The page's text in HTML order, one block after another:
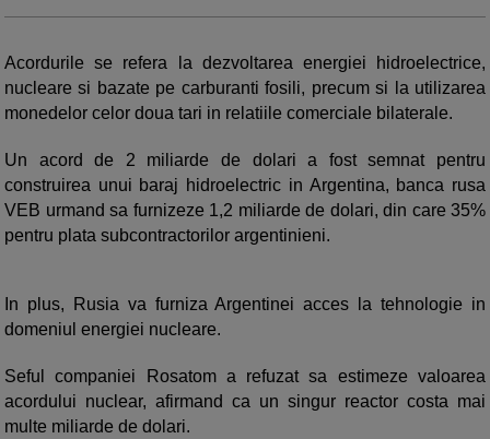
Acordurile se refera la dezvoltarea energiei hidroelectrice,
nucleare si bazate pe carburanti fosili, precum si la utilizarea
monedelor celor doua tari in relatiile comerciale bilaterale.
Un acord de 2 miliarde de dolari a fost semnat pentru
construirea unui baraj hidroelectric in Argentina, banca rusa
VEB urmand sa furnizeze 1,2 miliarde de dolari, din care 35%
pentru plata subcontractorilor argentinieni.
In plus, Rusia va furniza Argentinei acces la tehnologie in
domeniul energiei nucleare.
Seful companiei Rosatom a refuzat sa estimeze valoarea
acordului nuclear, afirmand ca un singur reactor costa mai
multe miliarde de dolari.